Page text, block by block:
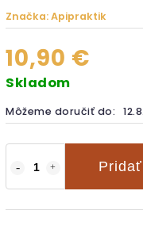
Značka:Apipraktik
10,90 €
Skladom
Môžeme doručiť do: